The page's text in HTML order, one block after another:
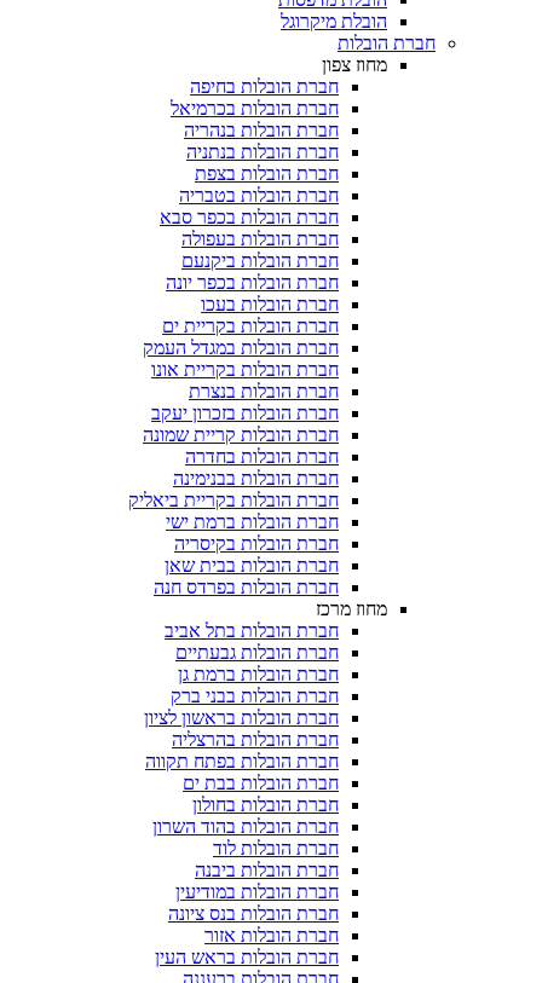
הובלת מיקרוגל
חברת הובלות
מחוז צפון
חברת הובלות בחיפה
חברת הובלות בכרמיאל
חברת הובלות בנהריה
חברת הובלות בנתניה
חברת הובלות בצפת
חברת הובלות בטבריה
חברת הובלות בכפר סבא
חברת הובלות בעפולה
חברת הובלות ביקנעם
חברת הובלות בכפר יונה
חברת הובלות בעכו
חברת הובלות בקריית ים
חברת הובלות במגדל העמק
חברת הובלות בקריית אונו
חברת הובלות בנצרת
חברת הובלות בזכרון יעקב
חברת הובלות קריית שמונה
חברת הובלות בחדרה
חברת הובלות בבנימינה
חברת הובלות בקריית ביאליק
חברת הובלות ברמת ישי
חברת הובלות בקיסריה
חברת הובלות בבית שאן
חברת הובלות בפרדס חנה
מחוז מרכז
חברת הובלות בתל אביב
חברת הובלות גבעתיים
חברת הובלות ברמת גן
חברת הובלות בבני ברק
חברת הובלות בראשון לציון
חברת הובלות בהרצליה
חברת הובלות בפתח תקווה
חברת הובלות בבת ים
חברת הובלות בחולון
חברת הובלות בהוד השרון
חברת הובלות לוד
חברת הובלות ביבנה
חברת הובלות במודיעין
חברת הובלות בנס ציונה
חברת הובלות אזור
חברת הובלות בראש העין
חברת הובלות ברעננה